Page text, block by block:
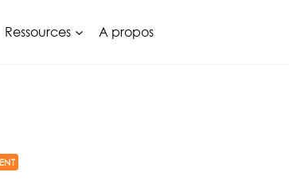
Ressources A propos